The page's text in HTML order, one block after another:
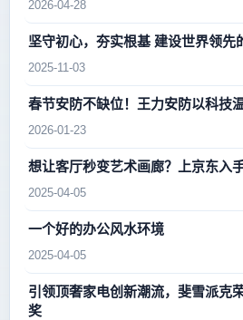
2026-04-28
坚守初心，夯实根基
2025-11-03
春节安防不缺位！王力安防以科技
2026-01-23
想让客厅秒变艺术画廊？上京东入
2025-04-05
一个好的办公风水环境
2025-04-05
引领顶奢家电创新潮流，斐雪派克
奖